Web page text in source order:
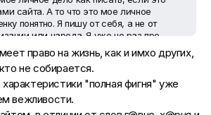
сайта. А то что это мое личное
понятно. Я пишу от себя, а не от
или народа. Я уже не раз про
каждый раз, что это мое
именем есть надпись, читайте.
право на жизнь, как и имхо других,
не собирается.
"полная фигня" уже
вежливости.